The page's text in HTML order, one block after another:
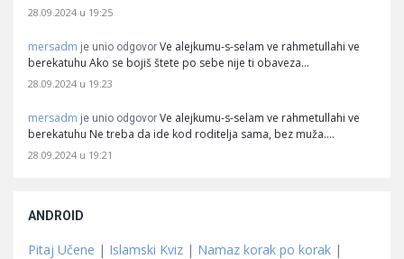
28.09.2024 u 19:25
mersadm je unio odgovor Ve alejkumu-s-selam ve rahmetullahi ve
berekatuhu Ako se bojiš štete po sebe nije ti obaveza…
28.09.2024 u 19:23
mersadm je unio odgovor Ve alejkumu-s-selam ve rahmetullahi ve
berekatuhu Ne treba da ide kod roditelja sama, bez muža.…
28.09.2024 u 19:21
ANDROID
Pitaj Učene | Islamski Kviz | Namaz korak po korak |